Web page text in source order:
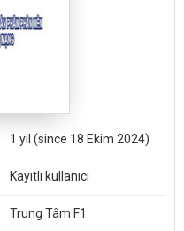
1 yıl (since 18 Ekim 2024)
Kayıtlı kullanıcı
Trung Tâm F1